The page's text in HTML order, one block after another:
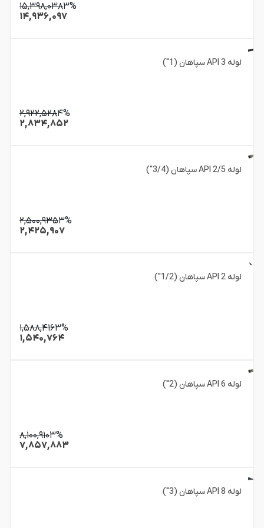
۱۵,۳۹۸,۰۳۸۳%
۱۴,۹۳۶,۰۹۷
لوله 3 API سپاهان (1")
۲,۹۲۲,۵۲۸۴%
۲,۸۳۴,۸۵۲
لوله 2/5 API سپاهان (3/4")
۲,۵۰۰,۹۳۵۳%
۲,۴۲۵,۹۰۷
لوله 2 API سپاهان (1/2")
۱,۵۸۸,۴۱۶۳%
۱,۵۴۰,۷۶۴
لوله 6 API سپاهان (2")
۸,۱۰۰,۹۱۰۳%
۷,۸۵۷,۸۸۳
لوله 8 API سپاهان (3")